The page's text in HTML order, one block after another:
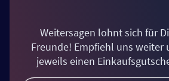
Weitersagen lohnt sich für
Freunde! Empfiehl uns weiter
jeweils einen